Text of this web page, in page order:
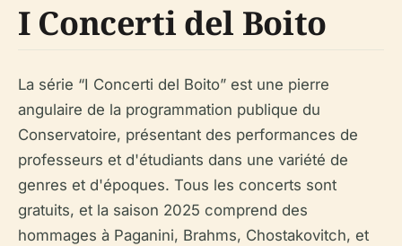
I Concerti del Boito
La série “I Concerti del Boito” est une pierre
angulaire de la programmation publique du
Conservatoire, présentant des performances de
professeurs et d'étudiants dans une variété de
genres et d'époques. Tous les concerts sont
gratuits, et la saison 2025 comprend des
hommages à Paganini, Brahms, Chostakovitch, et